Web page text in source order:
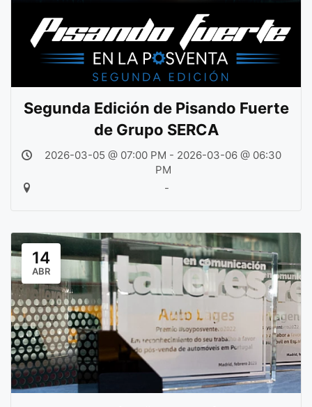
Segunda Edición de Pisando Fuerte
de Grupo SERCA
2026-03-05 @ 07:00 PM - 2026-03-06 @ 06:30
PM
-
14
ABR